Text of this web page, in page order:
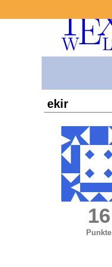
ekir
16
Punkte